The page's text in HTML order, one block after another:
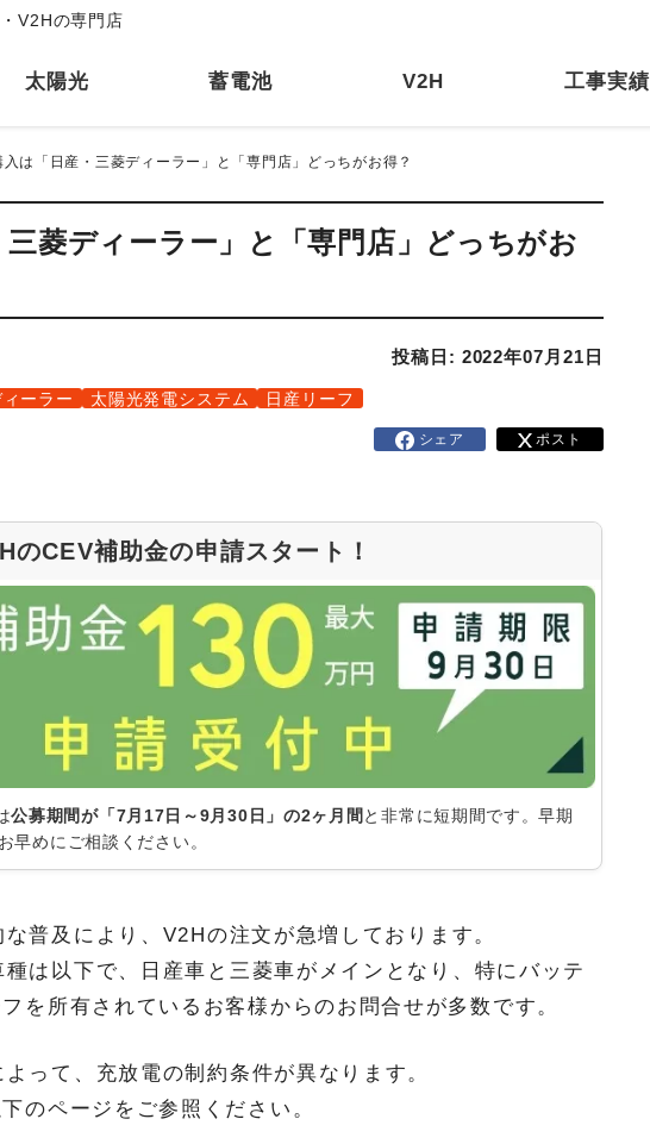
V2Hの専門店
太陽光 蓄電池 V2H 工事実績
は「日産・三菱ディーラー」と「専門店」どっちがお得？
菱ディーラー」と「専門店」どっちがお
投稿日: 2022年07月21日
ーラー 太陽光発電システム 日産リーフ
シェア ポスト
のCEV補助金の申請スタート！
公募期間が「7月17日～9月30日」の2ヶ月間 と非常に短期間です。早期
早めにご相談ください。
普及により、V2Hの注文が急増しております。
は以下で、日産車と三菱車がメインとなり、特にバッテ
を所有されているお客様からのお問合せが多数です。
って、充放電の制約条件が異なります。
のページをご参照ください。